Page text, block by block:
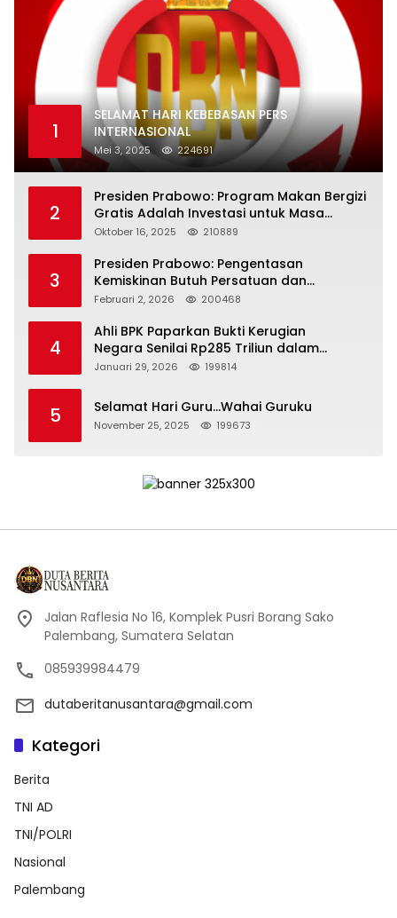
1
SELAMAT HARI KEBEBASAN PERS
INTERNASIONAL
Mei 3, 2025 224691
2
Presiden Prabowo: Program Makan Bergizi
Gratis Adalah Investasi untuk Masa
Depan Bangsa
Oktober 16, 2025 210889
3
Presiden Prabowo: Pengentasan
Kemiskinan Butuh Persatuan dan
Kepemimpinan yang Bertanggung Jawab
Februari 2, 2026 200468
4
Ahli BPK Paparkan Bukti Kerugian
Negara Senilai Rp285 Triliun dalam
Persidangan Korupsi PT Pertamina
Januari 29, 2026 199814
5 Selamat Hari Guru…Wahai Guruku
November 25, 2025 199673
Jalan Raflesia No 16, Komplek Pusri Borang Sako
Palembang, Sumatera Selatan
085939984479
dutaberitanusantara@gmail.com
Kategori
Berita
TNI AD
TNI/POLRI
Nasional
Palembang